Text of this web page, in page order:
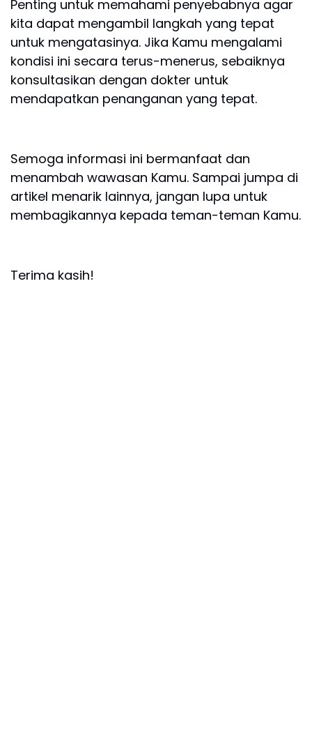
Penting untuk memahami penyebabnya agar
kita dapat mengambil langkah yang tepat
untuk mengatasinya. Jika Kamu mengalami
kondisi ini secara terus-menerus, sebaiknya
konsultasikan dengan dokter untuk
mendapatkan penanganan yang tepat.
Semoga informasi ini bermanfaat dan
menambah wawasan Kamu. Sampai jumpa di
artikel menarik lainnya, jangan lupa untuk
membagikannya kepada teman-teman Kamu.
Terima kasih!